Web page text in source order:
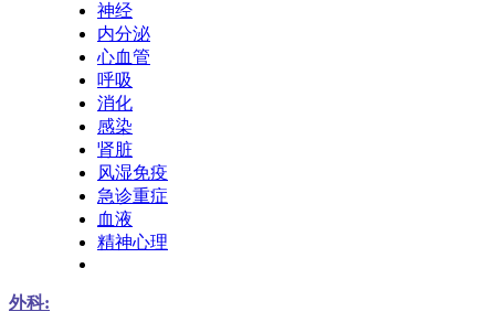
神经
内分泌
心血管
呼吸
消化
感染
肾脏
风湿免疫
急诊重症
血液
精神心理
外科: